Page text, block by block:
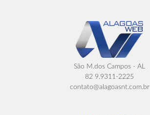
São M.dos Campos - AL
82 9.9311-2225
contato@alagoasnt.com.br